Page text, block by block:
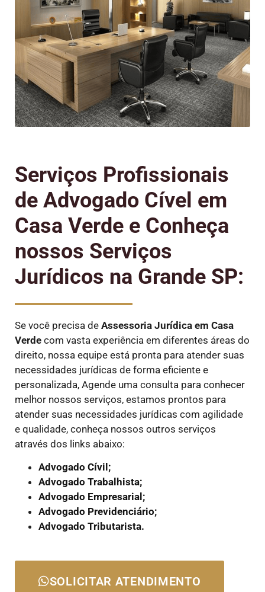
Serviços Profissionais
de Advogado Cível em
Casa Verde e Conheça
nossos Serviços
Jurídicos na Grande SP:
Se você precisa de Assessoria Jurídica em Casa
Verde com vasta experiência em diferentes áreas do
direito, nossa equipe está pronta para atender suas
necessidades jurídicas de forma eficiente e
personalizada, Agende uma consulta para conhecer
melhor nossos serviços, estamos prontos para
atender suas necessidades jurídicas com agilidade
e qualidade, conheça nossos outros serviços
através dos links abaixo:
Advogado Cívil;
Advogado Trabalhista;
Advogado Empresarial;
Advogado Previdenciário;
Advogado Tributarista.
SOLICITAR ATENDIMENTO